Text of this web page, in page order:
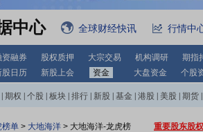
中心 全球财经快讯 行情中
资融券 股权质押 大宗交易 机构调研
期指
股日历 新股上会 资金 大盘资金 个股
期权 个股 板块 排行 新股 基金 港股 美股 期货
榜单 > 大地海洋 > 大地海洋-龙虎榜 重要股东股